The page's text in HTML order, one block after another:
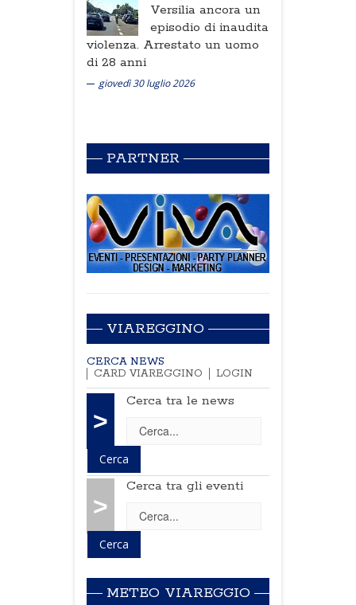
Versilia ancora un
episodio di inaudita
violenza. Arrestato un uomo
di 28 anni
giovedì 30 luglio 2026
PARTNER
VIAREGGINO
CERCA NEWS
CARD VIAREGGINO
LOGIN
>
Cerca tra le news
>
Cerca tra gli eventi
METEO VIAREGGIO